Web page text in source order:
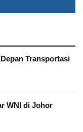
Transportasi
WNI di Johor